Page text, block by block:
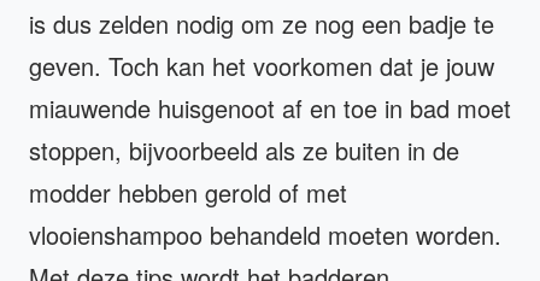
is dus zelden nodig om ze nog een badje te
geven. Toch kan het voorkomen dat je jouw
miauwende huisgenoot af en toe in bad moet
stoppen, bijvoorbeeld als ze buiten in de
modder hebben gerold of met
vlooienshampoo behandeld moeten worden.